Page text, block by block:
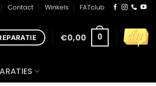
Contact Winkels FATclub
€0,00 0